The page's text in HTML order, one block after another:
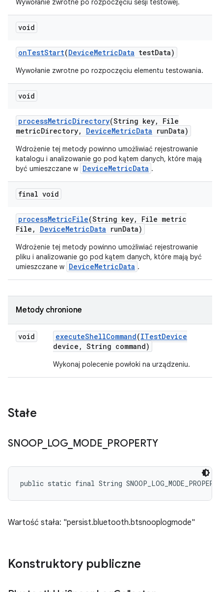
Wywołanie zwrotne po rozpoczęciu sesji testowej.
void
onTestStart(DeviceMetricData testData)
Wywołanie zwrotne po rozpoczęciu elementu testowania.
void
processMetricDirectory(String key,
File
metricDirectory, DeviceMetricData runData)
Wdrożenie tej metody powinno umożliwiać rejestrowanie
katalogu i analizowanie go pod kątem danych, które mają
być umieszczane w DeviceMetricData .
final void
processMetricFile(String key,
File metric
File , DeviceMetricData runData)
Wdrożenie tej metody powinno umożliwiać rejestrowanie
pliku i analizowanie go pod kątem danych, które mają być
umieszczane w DeviceMetricData .
Metody chronione
void executeShellCommand(ITestDevice
device , String command)
Wykonaj polecenie powłoki na urządzeniu.
Stałe
SNOOP_ LOG_ MODE PROPERTY
public static final String
Wartość stała: "persist.bluetooth.btsnooplogmode"
Konstruktory publiczne